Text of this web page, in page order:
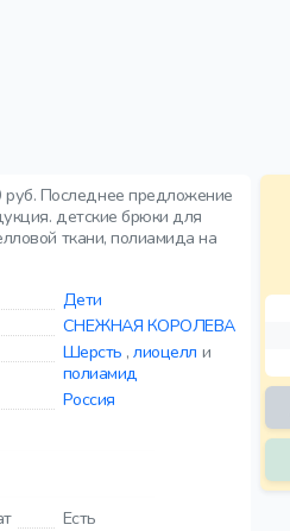
Последнее предложение
детские брюки для
ткани, полиамида на
Дети
СНЕЖНАЯ КОРОЛЕВА
Шерсть ,лиоцелл и
полиамид
Россия
Есть